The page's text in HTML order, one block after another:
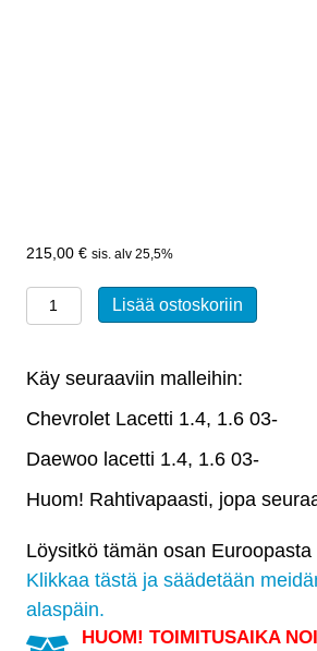
215,00 € sis. alv 25,5%
Taka-
akselipalkki
Lacetti,
Daewoo
Lacetti
Lisää ostoskoriin
Käy seuraaviin malleihin:
Chevrolet Lacetti 1.4, 1.6 03-
Daewoo lacetti 1.4, 1.6 03-
Huom! Rahtivapaasti, jopa
Löysitkö tämän osan
Klikkaa tästä ja säädetään
alaspäin.
HUOM! TOIMITUSAIKA